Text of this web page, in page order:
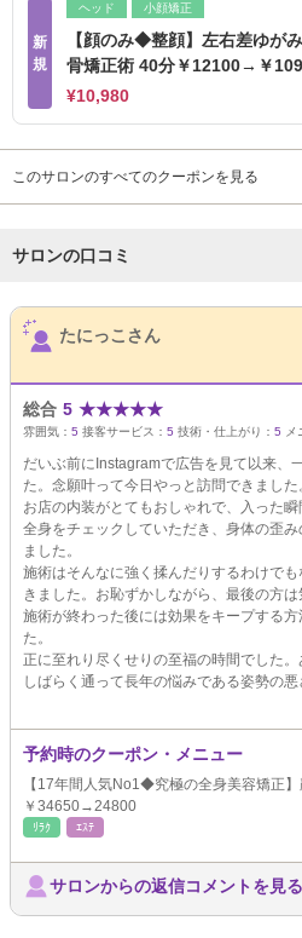
新
規
ヘッド 小顔矯正
【顔のみ◆整顔】左右差ゆが
骨矯正術 40分￥12100→￥
¥10,980
このサロンのすべてのクーポンを見る
サロンの口コミ
サロンPick Up
たにっこさん
総合 5 ★★★★★
雰囲気： 5 接客サービス： 5 技術・仕上がり： 5 メ
だいぶ前にInstagramで広告を見て以来、
た。念願叶って今日やっと訪問できました
お店の内装がとてもおしゃれで、入った瞬
全身をチェックしていただき、身体の歪
ました。
施術はそんなに強く揉んだりするわけで
きました。お恥ずかしながら、最後の方
施術が終わった後には効果をキープする
た。
正に至れり尽くせりの至福の時間でした。
しばらく通って長年の悩みである姿勢の悪
予約時のクーポン・メニュー
【17年間人気No1◆究極の全身美容矯正
￥34650→24800
ﾘﾗｸ ｴｽﾃ
サロンからの返信コメントを見る